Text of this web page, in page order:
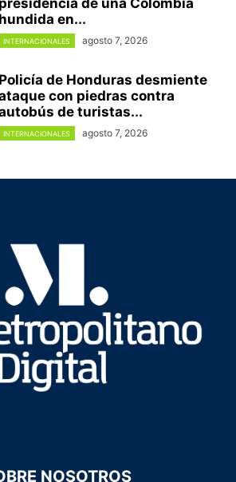
hundida en...
INTERNACIONALES agosto 7, 2026
Policía de Honduras desmiente
con piedras contra
de turistas...
INTERNACIONALES agosto 7, 2026
NOSOTROS